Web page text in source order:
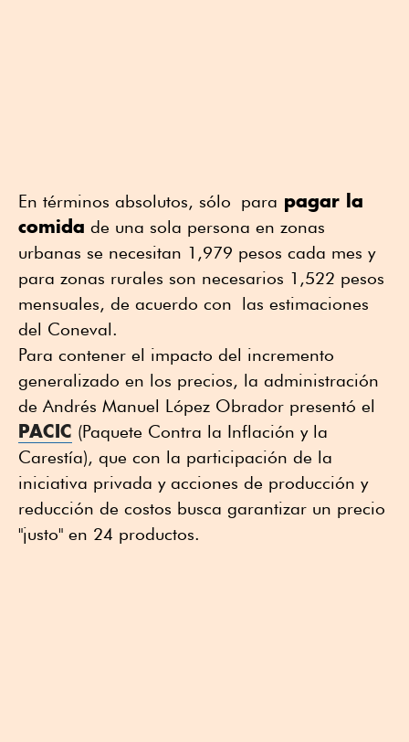
En términos absolutos, sólo para pagar la
comida de una sola persona en zonas
urbanas se necesitan 1,979 pesos cada mes y
para zonas rurales son necesarios 1,522 pesos
mensuales, de acuerdo con las estimaciones
del Coneval.
Para contener el impacto del incremento
generalizado en los precios, la administración
de Andrés Manuel López Obrador presentó el
PACIC (Paquete Contra la Inflación y la
Carestía), que con la participación de la
iniciativa privada y acciones de producción y
reducción de costos busca garantizar un precio
"justo" en 24 productos.